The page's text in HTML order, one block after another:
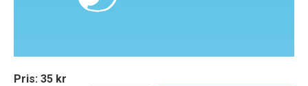
Pris: 35 kr